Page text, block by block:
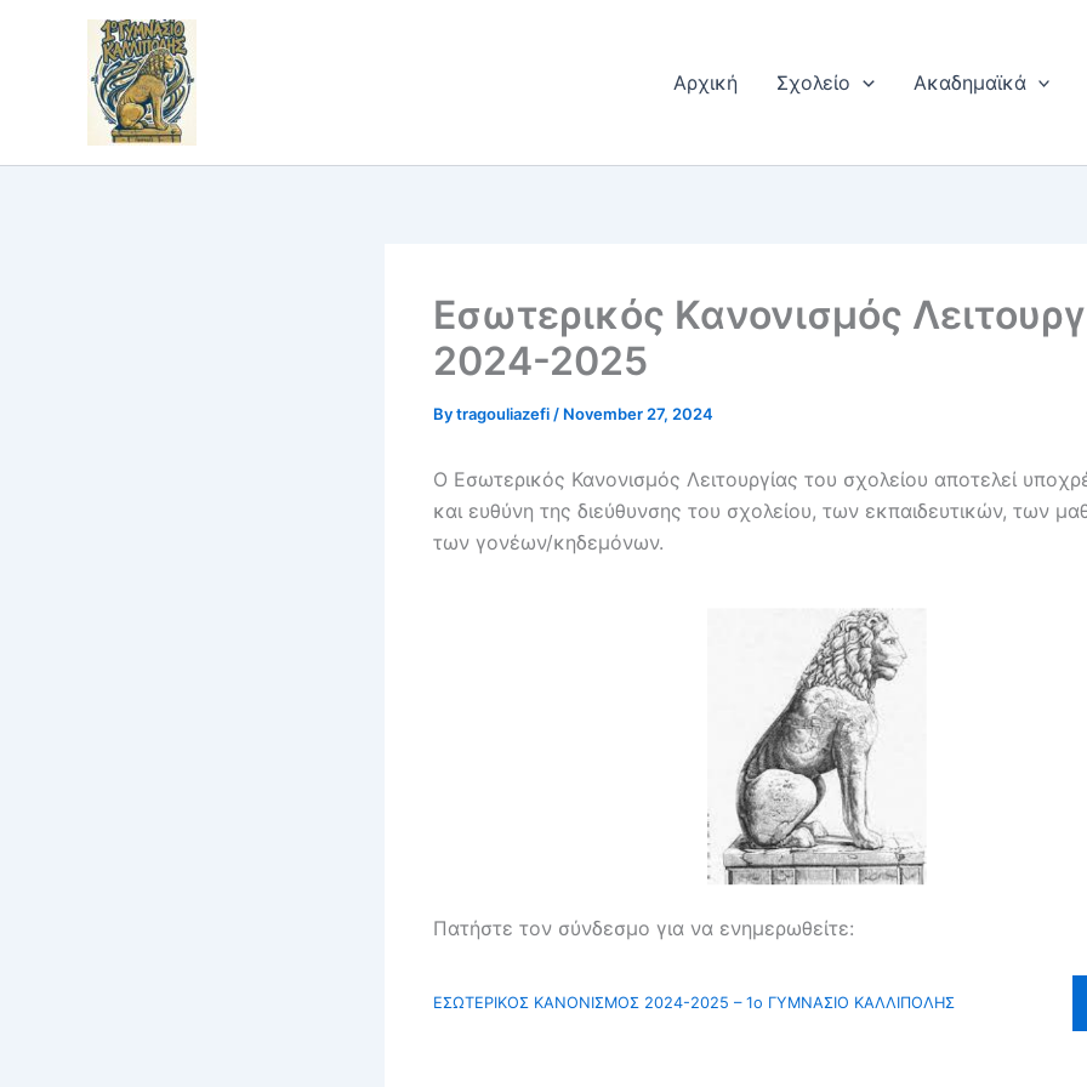
Αρχική Σχολείο Ακαδημαϊκά
Εσωτερικός Κανονισμός
2024-2025
Bytragouliazefi / November 27, 2024
Ο Εσωτερικός Κανονισμός Λειτουργίας του σχολείου αποτελεί
και ευθύνη της διεύθυνσης του σχολείου, των εκπαιδευτικών, των
των γονέων/κηδεμόνων.
Πατήστε τον σύνδεσμο για να ενημερωθείτε:
ΕΣΩΤΕΡΙΚΟΣ ΚΑΝΟΝΙΣΜΟΣ 2024-2025 – 1ο ΓΥΜΝΑΣΙΟ ΚΑΛΛΙΠΟΛΗΣ